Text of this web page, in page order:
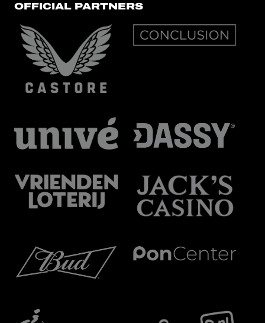
OFFICIAL PARTNERS